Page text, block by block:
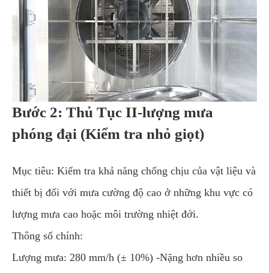
Bước 2: Thủ Tục II-lượng mưa
phóng đại (Kiểm tra nhỏ giọt)
Mục tiêu: Kiểm tra khả năng chống chịu của vật liệu và
thiết bị đối với mưa cường độ cao ở những khu vực có
lượng mưa cao hoặc môi trường nhiệt đới.
Thông số chính:
Lượng mưa: 280 mm/h (± 10%) -Nặng hơn nhiều so